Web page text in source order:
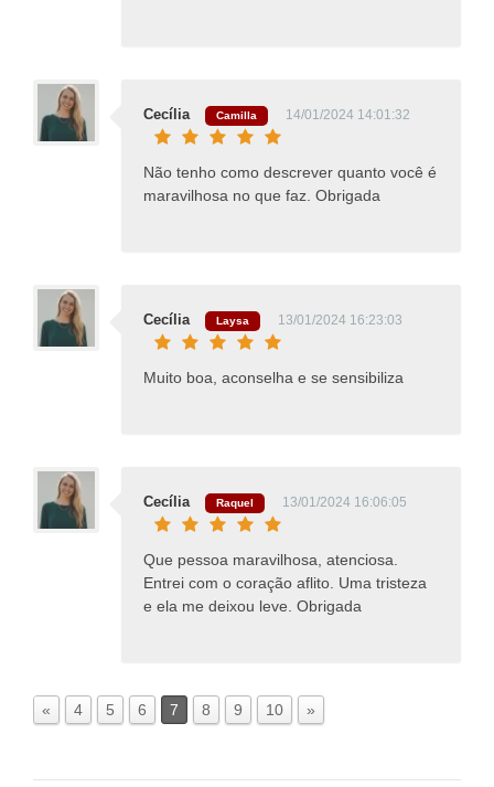
Cecília Camilla 14/01/2024 14:01:32
Não tenho como descrever quanto você é
maravilhosa no que faz. Obrigada
Cecília Laysa 13/01/2024 16:23:03
Muito boa, aconselha e se sensibiliza
Cecília Raquel 13/01/2024 16:06:05
Que pessoa maravilhosa, atenciosa.
Entrei com o coração aflito. Uma tristeza
e ela me deixou leve. Obrigada
« 4 5 6 7 8 9 10 »